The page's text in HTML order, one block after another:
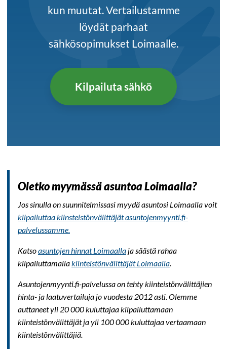
kun muutat. Vertailustamme
löydät parhaat
sähkösopimukset Loimaalle.
Kilpailuta sähkö
Oletko myymässä asuntoa Loimaalla?
Jos sinulla on suunnitelmissasi myydä asuntosi Loimaalla voit
kilpailuttaa kiinsteistönvälittäjät asuntojenmyynti.fi-
palvelussamme.
Katsoasuntojen hinnat Loimaalla ja säästä rahaa
kilpailuttamallakiinteistönvälittäjät Loimaalla.
Asuntojenmyynti.fi-palvelussa on tehty kiinteistönvälittäjien
hinta- ja laatuvertailuja jo vuodesta 2012 asti. Olemme
auttaneet yli 20 000 kuluttajaa kilpailuttamaan
kiinteistönvälittäjät ja yli 100 000 kuluttajaa vertaamaan
kiinteistönvälittäjiä.